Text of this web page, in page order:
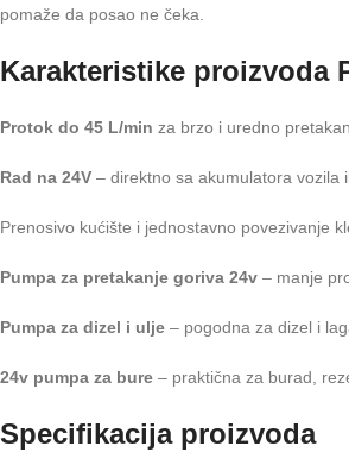
pomaže da posao ne čeka.
Karakteristike proizvoda
Protok do 45 L/min za brzo i uredno
Rad na 24V – direktno sa akumulatora vozila
Prenosivo kućište i jednostavno povezivanje
Pumpa za pretakanje goriva 24v – manje
Pumpa za dizel i ulje – pogodna za dizel i
24v pumpa za bure – praktična za burad,
Specifikacija proizvoda